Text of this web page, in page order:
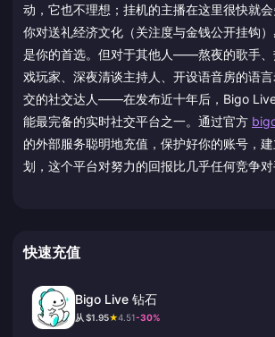
动，它也不理想；挂机的主播在这里很快就
你对送礼经济文化（关注度与金钱公开挂钩
是你的首选。但对于其他人——熬夜的歌手、
戏玩家、深夜清谈主持人、开设语音房的语
交的社交达人——在发布近十年后，Bigo
能最完备的实时社交平台之一。通过官方
的外部服务聪明地充值，保护好你的账号，
划，这个平台对努力的回报比几乎任何竞争对
快速充值
Bigo Live 钻石
从 $1.95★4.51-30%